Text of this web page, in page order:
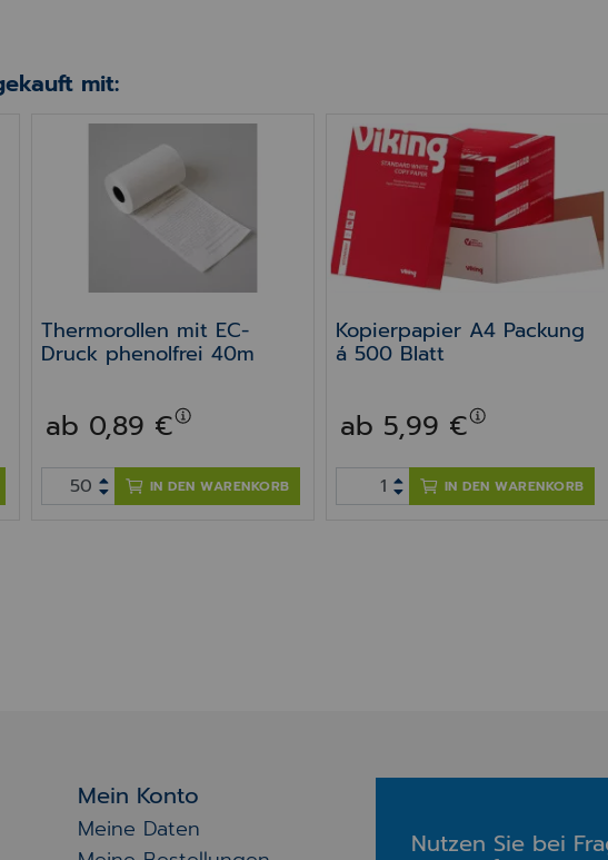
mit:
7200/7500/7600/7700/8000
14m
Thermorollen mit EC-Druck phenolfrei 40m
Thermorollen mit EC-
Druck phenolfrei 40m
ab 0,89 €
IN DEN WARENKORB
Kopierpapier A4 Packung
Kopierpapier A4 Packung
á 500 Blatt
ab 5,99 €
IN DEN WARENKORB
Mein Konto
Meine Daten
Nutzen Sie bei